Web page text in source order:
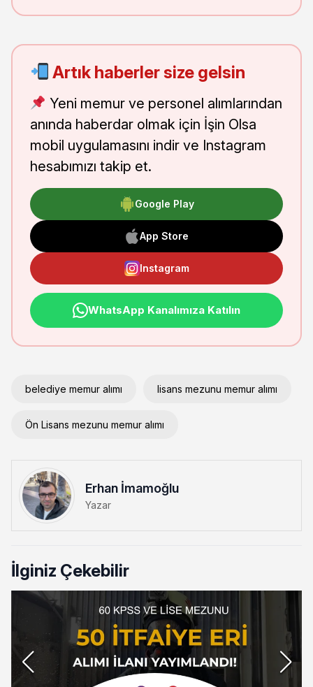
Artık haberler size gelsin
Yeni memur ve personel alımlarından
anında haberdar olmak için İşin Olsa
mobil uygulamasını indir ve Instagram
hesabımızı takip et.
Google Play
App Store
Instagram
WhatsApp Kanalımıza Katılın
belediye memur alımı lisans mezunu memur alımı
Ön Lisans mezunu memur alımı
Erhan İmamoğlu
Yazar
İlginiz Çekebilir